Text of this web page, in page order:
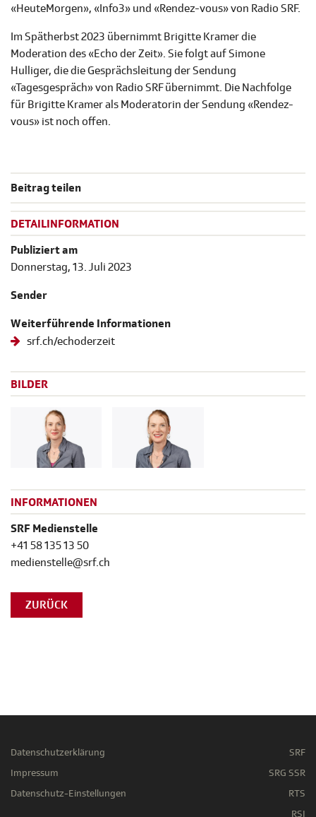
«HeuteMorgen», «Info3» und «Rendez-vous» von Radio SRF.
Im Spätherbst 2023 übernimmt Brigitte Kramer die
Moderation des «Echo der Zeit». Sie folgt auf Simone
Hulliger, die die Gesprächsleitung der Sendung
«Tagesgespräch» von Radio SRF übernimmt. Die Nachfolge
für Brigitte Kramer als Moderatorin der Sendung «Rendez-
vous» ist noch offen.
Beitrag teilen
DETAILINFORMATION
Publiziert am
Donnerstag, 13. Juli 2023
Sender
Weiterführende Informationen
srf.ch/echoderzeit
BILDER
INFORMATIONEN
SRF Medienstelle
+41 58 135 13 50
medienstelle@srf.ch
ZURÜCK
Datenschutzerklärung
Impressum
Datenschutz-Einstellungen
SRF
SRG SSR
RTS
RSI